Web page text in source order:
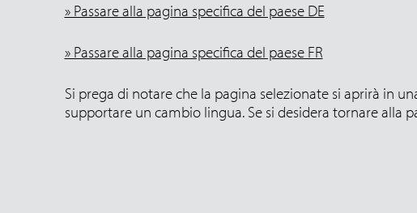
» Passare alla pagina specifica del paese DE
» Passare alla pagina specifica del paese FR
Si prega di notare che la pagina selezionate si aprirà in
supportare un cambio lingua. Se si desidera tornare alla